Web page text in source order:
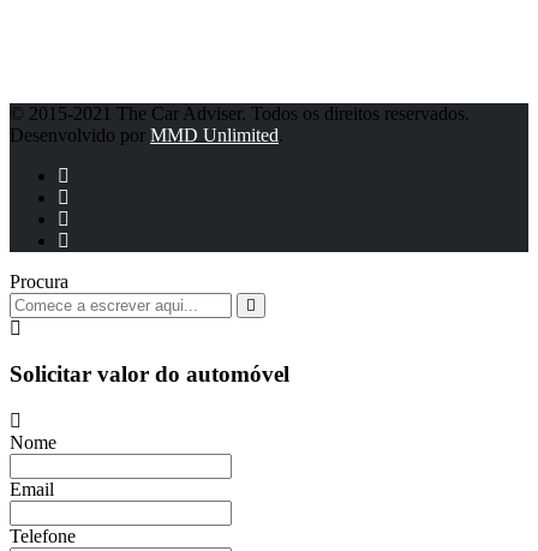
© 2015-2021 The Car Adviser. Todos os direitos reservados.
Desenvolvido por MMD Unlimited.
Procura
Solicitar valor do automóvel
Nome
Email
Telefone